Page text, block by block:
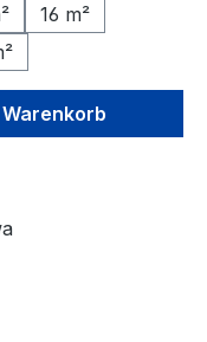
16 m²